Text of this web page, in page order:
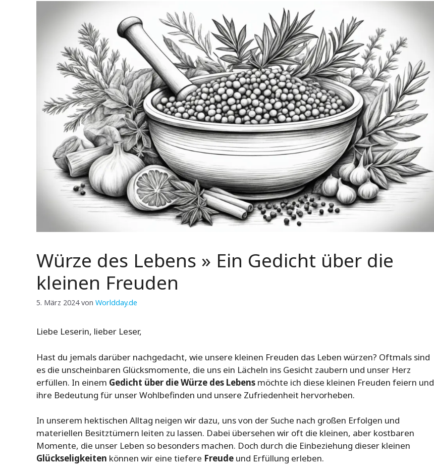
Würze des Lebens » Ein Gedicht über die
kleinen Freuden
5. März 2024 von Worldday.de
Liebe Leserin, lieber Leser,
Hast du jemals darüber nachgedacht, wie unsere kleinen Freuden das Leben würzen? Oftmals sind
es die unscheinbaren Glücksmomente, die uns ein Lächeln ins Gesicht zaubern und unser Herz
erfüllen. In einem Gedicht über die Würze des Lebens möchte ich diese kleinen Freuden feiern und
ihre Bedeutung für unser Wohlbefinden und unsere Zufriedenheit hervorheben.
In unserem hektischen Alltag neigen wir dazu, uns von der Suche nach großen Erfolgen und
materiellen Besitztümern leiten zu lassen. Dabei übersehen wir oft die kleinen, aber kostbaren
Momente, die unser Leben so besonders machen. Doch durch die Einbeziehung dieser kleinen
Glückseligkeiten können wir eine tiefere Freude und Erfüllung erleben.